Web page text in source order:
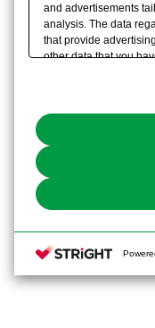
and advertisements
analysis. The data
that provide
other data that you
the use of all